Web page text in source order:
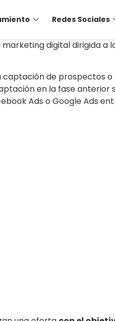
Redes Sociales
digital dirigida a
captación de prospectos
en la fase anterior
Ads o Google Ads